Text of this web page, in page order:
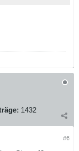
1432
#6